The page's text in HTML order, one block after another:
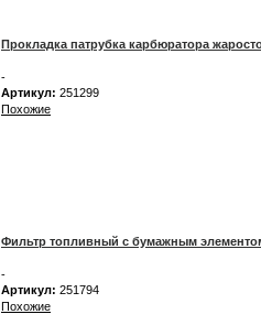
Прокладка патрубка карбюратора
-
Артикул: 251299
Похожие
Фильтр топливный с бумажным
-
Артикул: 251794
Похожие